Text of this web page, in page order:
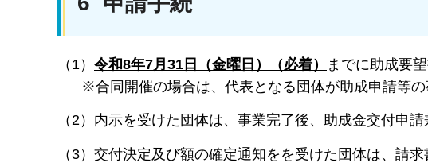
（1） 令和8年7月31日（金曜日）（必着）
までに助成要
※合同開催の場合は、代表となる団体が助成申請等の
（2）内示を受けた団体は、事業完了後、助成金交付申
（3）交付決定及び額の確定通知をを受けた団体は、請